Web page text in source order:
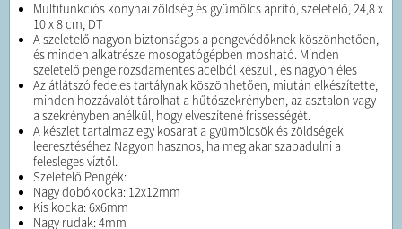
Multifunkciós konyhai zöldség és gyümölcs aprító, szeletelő, 24,8 x
10 x 8 cm, DT
A szeletelő nagyon biztonságos a pengevédőknek köszönhetően,
és minden alkatrésze mosogatógépben mosható. Minden
szeletelő penge rozsdamentes acélból készül , és nagyon éles
Az átlátszó fedeles tartálynak köszönhetően, miután elkészítette,
minden hozzávalót tárolhat a hűtőszekrényben, az asztalon vagy
a szekrényben anélkül, hogy elveszítené frissességét.
A készlet tartalmaz egy kosarat a gyümölcsök és zöldségek
leeresztéséhez Nagyon hasznos, ha meg akar szabadulni a
felesleges víztől.
Szeletelő Pengék:
Nagy dobókocka: 12x12mm
Kis kocka: 6x6mm
Nagy rudak: 4mm